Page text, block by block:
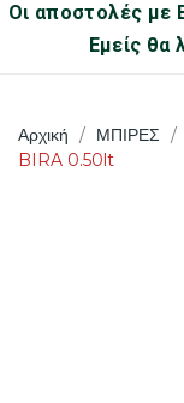
Οι αποστολές με
Εμείς
Αρχική ΜΠΙΡΕΣ
BIRA 0.50lt